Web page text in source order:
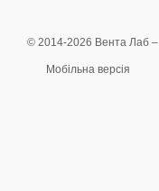
© 2014-2026 Вента Лаб –
Мобільна версія